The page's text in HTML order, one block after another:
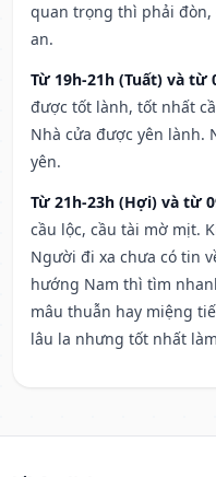
quan trọng thì phải
an.
Từ 19h-21h (Tuất) và từ
được tốt lành, tốt nhất
Nhà cửa được yên
yên.
Từ 21h-23h (Hợi) và từ
cầu lộc, cầu tài mờ mịt.
Người đi xa chưa có tin
hướng Nam thì tìm
mâu thuẫn hay miệng
lâu la nhưng tốt nhất